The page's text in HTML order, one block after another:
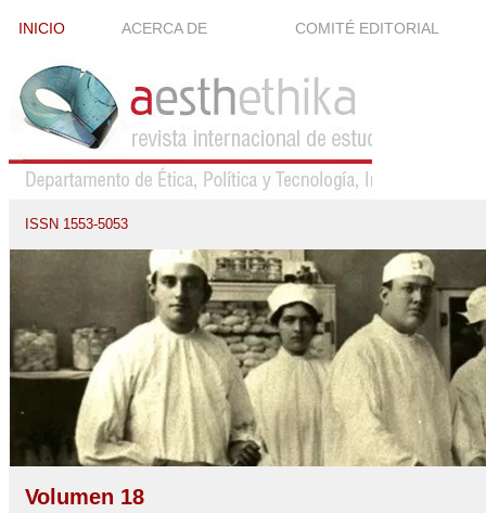
INICIO ACERCA DE COMITÉ EDITORIAL
ISSN 1553-5053
Volumen 18